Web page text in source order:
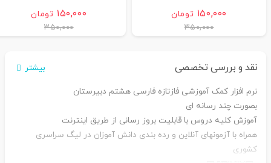
۱۵۰,۰۰۰ تومان
۳۵۰,۰۰۰
۱۵۰,۰۰۰ تومان
۳۵۰,۰۰۰
نقد و بررسی تخصصی بیشتر
نرم افزار کمک آموزشی فازتازه فارسی هشتم دبیرستان
بصورت چند رسانه ای
آموزش کلیه دروس با قابلیت بروز رسانی از طریق اینترنت
همراه با آزمونهای آنلاین و رده بندی دانش آموزان در لیگ سراسری
کشوری